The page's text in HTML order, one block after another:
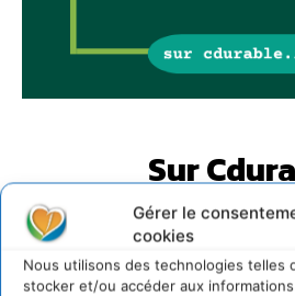
Gérer le
cookies
Nous utilisons des technologies telles
stocker et/ou accéder aux
Sur
Comment le sol français a perdu
hydrique et déréglé tout le
2 août 2026